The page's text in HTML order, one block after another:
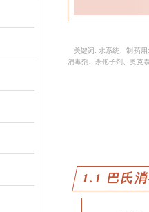
关键词: 水系统、制药用
消毒剂、杀孢子剂、奥克
1.1 巴氏